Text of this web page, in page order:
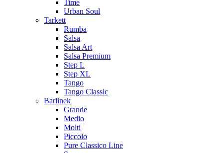
Time
Urban Soul
Tarkett
Rumba
Salsa
Salsa Art
Salsa Premium
Step L
Step XL
Tango
Tango Classic
Barlinek
Grande
Medio
Molti
Piccolo
Pure Classico Line